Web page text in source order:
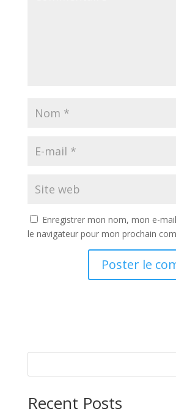
Enregistrer mon nom, mon e-
le navigateur pour mon prochain
Recent Posts